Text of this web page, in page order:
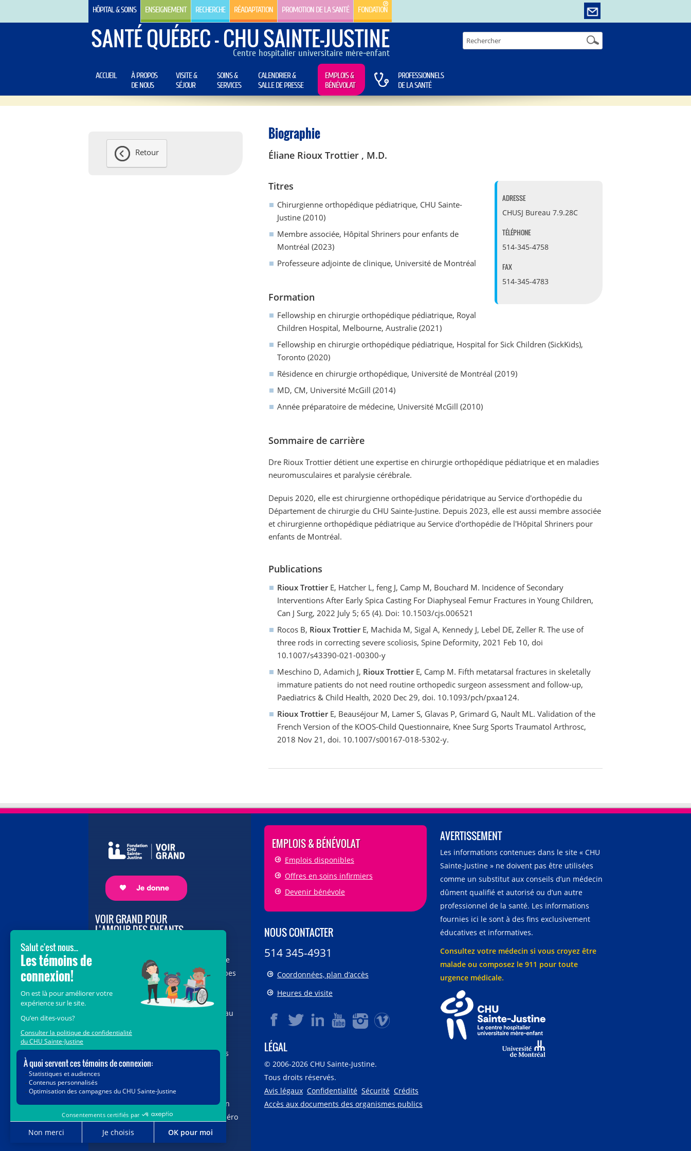
HÔPITAL & SOINS ENSEIGNEMENT RECHERCHE RÉADAPTATION PROMOTION DE LA SANTÉ FONDATION
SANTÉ QUÉBEC - CHU SAINTE-JUSTINE
Centre hospitalier universitaire mère-enfant
ACCUEIL
À PROPOS
DE NOUS
VISITE &
SÉJOUR
SOINS &
SERVICES
CALENDRIER &
SALLE DE PRESSE
EMPLOIS &
BÉNÉVOLAT
PROFESSIONNELS
DE LA SANTÉ
Retour
Biographie
Éliane Rioux Trottier , M.D.
ADRESSE
CHUSJ Bureau 7.9.28C
TÉLÉPHONE
514-345-4758
FAX
514-345-4783
Titres
Chirurgienne orthopédique pédiatrique, CHU Sainte-
Justine (2010)
Membre associée, Hôpital Shriners pour enfants de
Montréal (2023)
Professeure adjointe de clinique, Université de Montréal
Formation
Fellowship en chirurgie orthopédique pédiatrique, Royal
Children Hospital, Melbourne, Australie (2021)
Fellowship en chirurgie orthopédique pédiatrique, Hospital for Sick Children (SickKids),
Toronto (2020)
Résidence en chirurgie orthopédique, Université de Montréal (2019)
MD, CM, Université McGill (2014)
Année préparatoire de médecine, Université McGill (2010)
Sommaire de carrière
Dre Rioux Trottier détient une expertise en chirurgie orthopédique pédiatrique et en maladies
neuromusculaires et paralysie cérébrale.
Depuis 2020, elle est chirurgienne orthopédique péridatrique au Service d'orthopédie du
Département de chirurgie du CHU Sainte-Justine. Depuis 2023, elle est aussi membre associée
et chirurgienne orthopédique pédiatrique au Service d'orthopédie de l'Hôpital Shriners pour
enfants de Montréal.
Publications
Rioux TrottierE, Hatcher L, feng J, Camp M, Bouchard M. Incidence of Secondary
Interventions After Early Spica Casting For Diaphyseal Femur Fractures in Young Children,
Can J Surg, 2022 July 5; 65 (4). Doi: 10.1503/cjs.006521
Rocos B, Rioux TrottierE, Machida M, Sigal A, Kennedy J, Lebel DE, Zeller R. The use of
three rods in correcting severe scoliosis, Spine Deformity, 2021 Feb 10, doi
10.1007/s43390-021-00300-y
Meschino D, Adamich J, Rioux TrottierE, Camp M. Fifth metatarsal fractures in skeletally
immature patients do not need routine orthopedic surgeon assessment and follow-up,
Paediatrics & Child Health, 2020 Dec 29, doi. 10.1093/pch/pxaa124.
Rioux TrottierE, Beauséjour M, Lamer S, Glavas P, Grimard G, Nault ML. Validation of the
French Version of the KOOS-Child Questionnaire, Knee Surg Sports Traumatol Arthrosc,
2018 Nov 21, doi. 10.1007/s00167-018-5302-y.
VOIR GRAND POUR
L’AMOUR DES ENFANTS
vous au cœur de la campagne majeure
Voir Grand, nous conduisons les équipes
soignantes vers les opportunités de la
science et des nouvelles technologies
pour que chaque enfant, où qu’il soit au
Justine. Ensemble, unissons nos forces
pour leur avenir.
Merci de voir grand avec nous.
Vous pouvez également faire votre don
par la poste ou par téléphone au numéro
sans frais1-888-235-DONS (3667)
EMPLOIS & BÉNÉVOLAT
Emplois disponibles
Offres en soins infirmiers
Devenir bénévole
NOUS CONTACTER
514 345-4931
Coordonnées, plan d’accès
Heures de visite
LÉGAL
© 2006-2026CHU Sainte-Justine.
Tous droits réservés.
Avis légaux Confidentialité Sécurité Crédits
Accès aux documents des organismes publics
AVERTISSEMENT
Les informations contenues dans le site « CHU
Sainte-Justine » ne doivent pas être utilisées
comme un substitut aux conseils d’un médecin
dûment qualifié et autorisé ou d’un autre
professionnel de la santé. Les informations
fournies ici le sont à des fins exclusivement
éducatives et informatives.
Consultez votre médecin si vous croyez être
malade ou composez le 911 pour toute
urgence médicale.